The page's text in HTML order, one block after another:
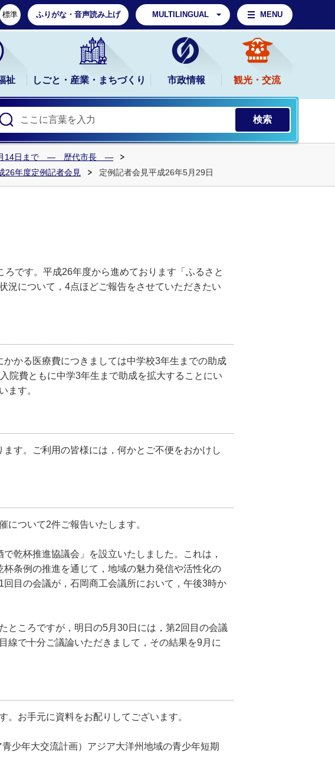
標準 ふりがな・音声読み上げ MULTILINGUAL MENU
祉 しごと・産業・まちづくり 市政情報 観光・交流
月14日まで ― 歴代市長 ―
26年度定例記者会見 定例記者会見平成26年5月29日
です。平成26年度から進めております「ふるさと
況について，4点ほどご報告をさせていただきたい
かる医療費につきましては中学校3年生までの助成
院費ともに中学3年生まで助成を拡大することにい
ます。
す。ご利用の皆様には，何かとご不便をおかけし
ついて2件ご報告いたします。
乾杯推進協議会」を設立いたしました。これは，
条例の推進を通じて，地域の魅力発信や活性化の
目の会議が，石岡商工会議所において，午後3時か
ころですが，明日の5月30日には，第2回目の会議
線で十分ご議論いただきまして，その結果を9月に
お手元に資料をお配りしてございます。
少年大交流計画）アジア大洋州地域の青少年短期